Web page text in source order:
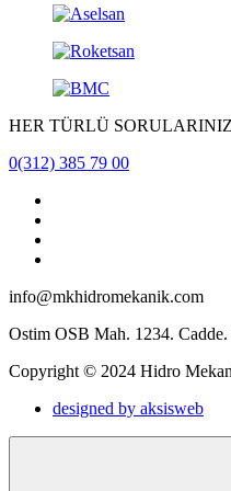
HER TÜRLÜ
0(312) 385 79 00
info@mkhidromekanik.com
Ostim OSB Mah. 1234.
Copyright © 2024 Hidro
designed by aksisweb